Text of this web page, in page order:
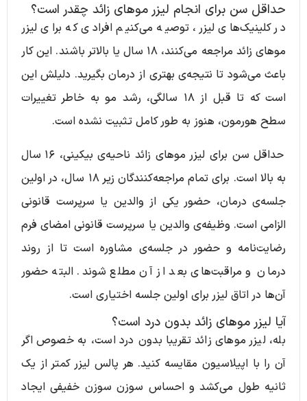
حداقل سن برای انجام لیزر موهای زائد چقدر است؟
در کلینیک‌های لیزر، توصیه می‌کنیم افرادی که برای لیزر
موهای زائد مراجعه می‌کنند، ۱۸ سال یا بالاتر باشند. این کار
باعث می‌شود تا نتیجه‌ی بهتری از درمان بگیرید. دلیلش این
است که تا قبل از ۱۸ سالگی، رشد مو به خاطر تغییرات
سطح هورمون، هنوز به طور کامل تثبیت نشده است.
حداقل سن برای لیزر موهای زائد ناحیه‌ی بیکینی، ۱۶ سال
به بالا است. برای تمام مراجعه‌کنندگان زیر ۱۸ سال، در اولین
جلسه‌ی درمان، حضور یکی از والدین یا سرپرست قانونی
الزامی است. وظیفه‌ی والدین یا سرپرست قانونی امضای فرم
رضایت‌نامه و حضور در جلسه‌ی مشاوره است تا از روند
درمان و مراقبت‌های بعد از آن مطلع شوند. البته حضور
آن‌ها در اتاق لیزر برای اولین جلسه اختیاری است.
آیا لیزر موهای زائد بدون درد است؟
بله، لیزر موهای زائد تقریبا بدون درد است، به خصوص اگر
آن را با اپیلاسیون مقایسه کنید. هر پالس لیزر کمتر از یک
ثانیه طول می‌کشد و احساس سوزن سوزن خفیفی ایجاد